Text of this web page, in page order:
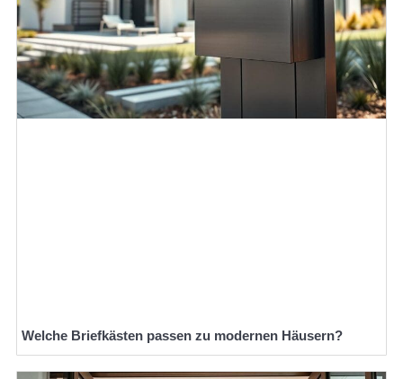
Welche Briefkästen passen zu modernen Häusern?